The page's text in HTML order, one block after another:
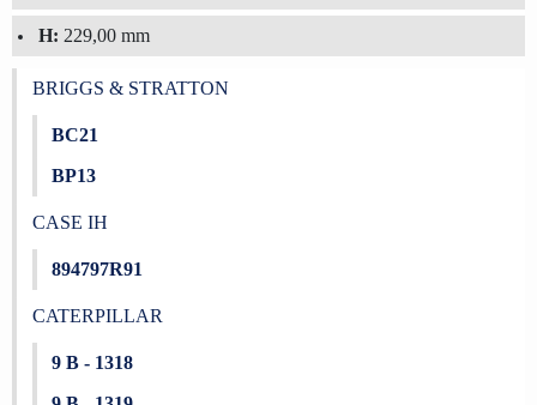
H: 229,00 mm
BRIGGS & STRATTON
BC21
BP13
CASE IH
894797R91
CATERPILLAR
9 B - 1318